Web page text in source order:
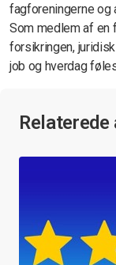
fagforeningerne
Som medlem af en
forsikringen,
job og hverdag